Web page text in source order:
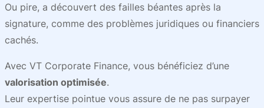
Ou pire, a découvert des failles béantes après la
signature, comme des problèmes juridiques ou financiers
cachés.
Avec VT Corporate Finance, vous bénéficiez d’une
valorisation optimisée.
Leur expertise pointue vous assure de ne pas surpayer